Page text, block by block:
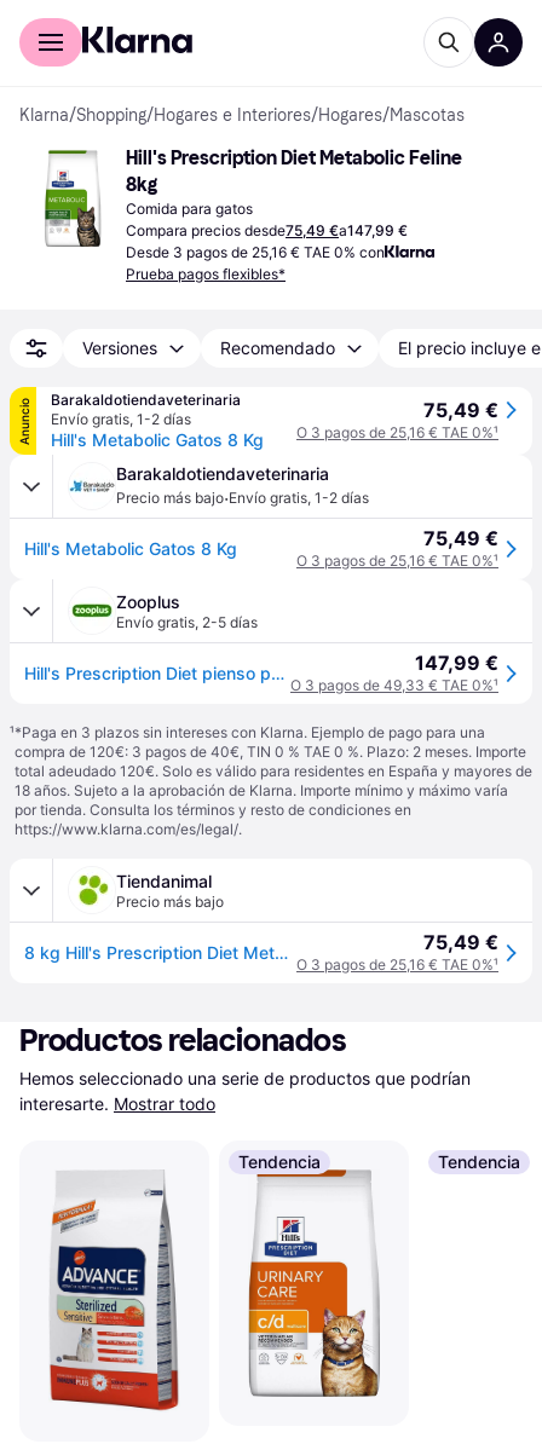
Comprar con Klarna
Klarna/Shopping/Hogares e Interiores/Hogares/Mascotas
Hill's Prescription Diet Metabolic Feline
8kg
Comida para gatos
Compara precios desde75,49 €a147,99 €
Desde 3 pagos de 25,16 € TAE 0% con
Prueba pagos flexibles*
Versiones Recomendado El precio incluye
Anuncio
Barakaldotiendaveterinaria
Envío gratis, 1-2 días
Hill's Metabolic Gatos 8 Kg
75,49 €
O 3 pagos de 25,16 € TAE 0%¹
Barakaldotiendaveterinaria
Precio más bajo·Envío gratis, 1-2 días
Hill's Metabolic Gatos 8 Kg 75,49 €
O 3 pagos de 25,16 € TAE 0%¹
Zooplus
Envío gratis, 2-5 días
Hill's Prescription Diet pienso para gatos - Pack Ahorro - Metabolic 2 x 8 kg 147,99 €
O 3 pagos de 49,33 € TAE 0%¹
¹*Paga en 3 plazos sin intereses con Klarna. Ejemplo de pago para una
compra de 120€: 3 pagos de 40€, TIN 0 % TAE 0 %. Plazo: 2 meses. Importe
total adeudado 120€. Solo es válido para residentes en España y mayores de
18 años. Sujeto a la aprobación de Klarna. Importe mínimo y máximo varía
por tienda. Consulta los términos y resto de condiciones en
https://www.klarna.com/es/legal/.
Tiendanimal
Precio más bajo
8 kg Hill's Prescription Diet Metabolic pienso para gatos 75,49 €
O 3 pagos de 25,16 € TAE 0%¹
Productos relacionados
Hemos seleccionado una serie de productos que podrían
interesarte. Mostrar todo
Tendencia Tendencia